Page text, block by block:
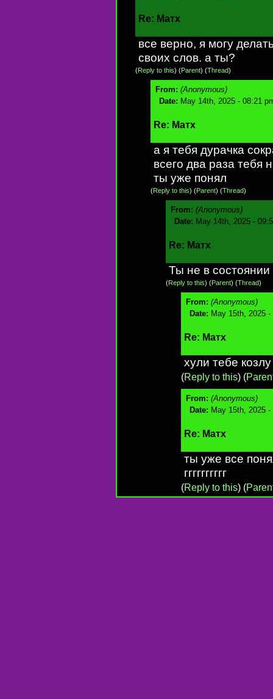
Re: Матх
все верно, я могу
своих слов. а ты?
(Reply to this) (Parent) (Thread)
From: (Anonymous)
Date: May 14th, 2025 - 08:21
Re: Матх
а я тебя дурачка
всего два раза тебя
ты уже понял
(Reply to this) (Parent) (Thread)
From: (Anonymous)
Date: May 14th, 2025 -
Re: Матх
Ты не в
(Reply to this) (Parent) (Thread)
From: (Anonymous)
Date: May 15th, 2025
Re: Матх
хули тебе
(Reply to this) (
From: (Anonymous)
Date: May 15th, 2025
Re: Матх
ты уже все
гггггггггг
(Reply to this) (